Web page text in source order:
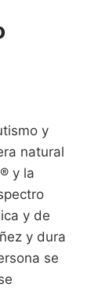
y
natural
y la
y de
y dura
se